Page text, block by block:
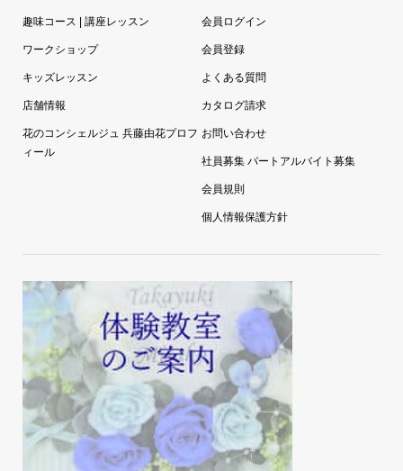
資格取得コース | 講座レッスン
趣味コース | 講座レッスン
ワークショップ
キッズレッスン
店舗情報
花のコンシェルジュ 兵藤由花プロフ
カートの中をみる
会員ログイン
よくある質問
カタログ請求
お問い合わせ
社員募集 パートアルバイト募集
会員規則